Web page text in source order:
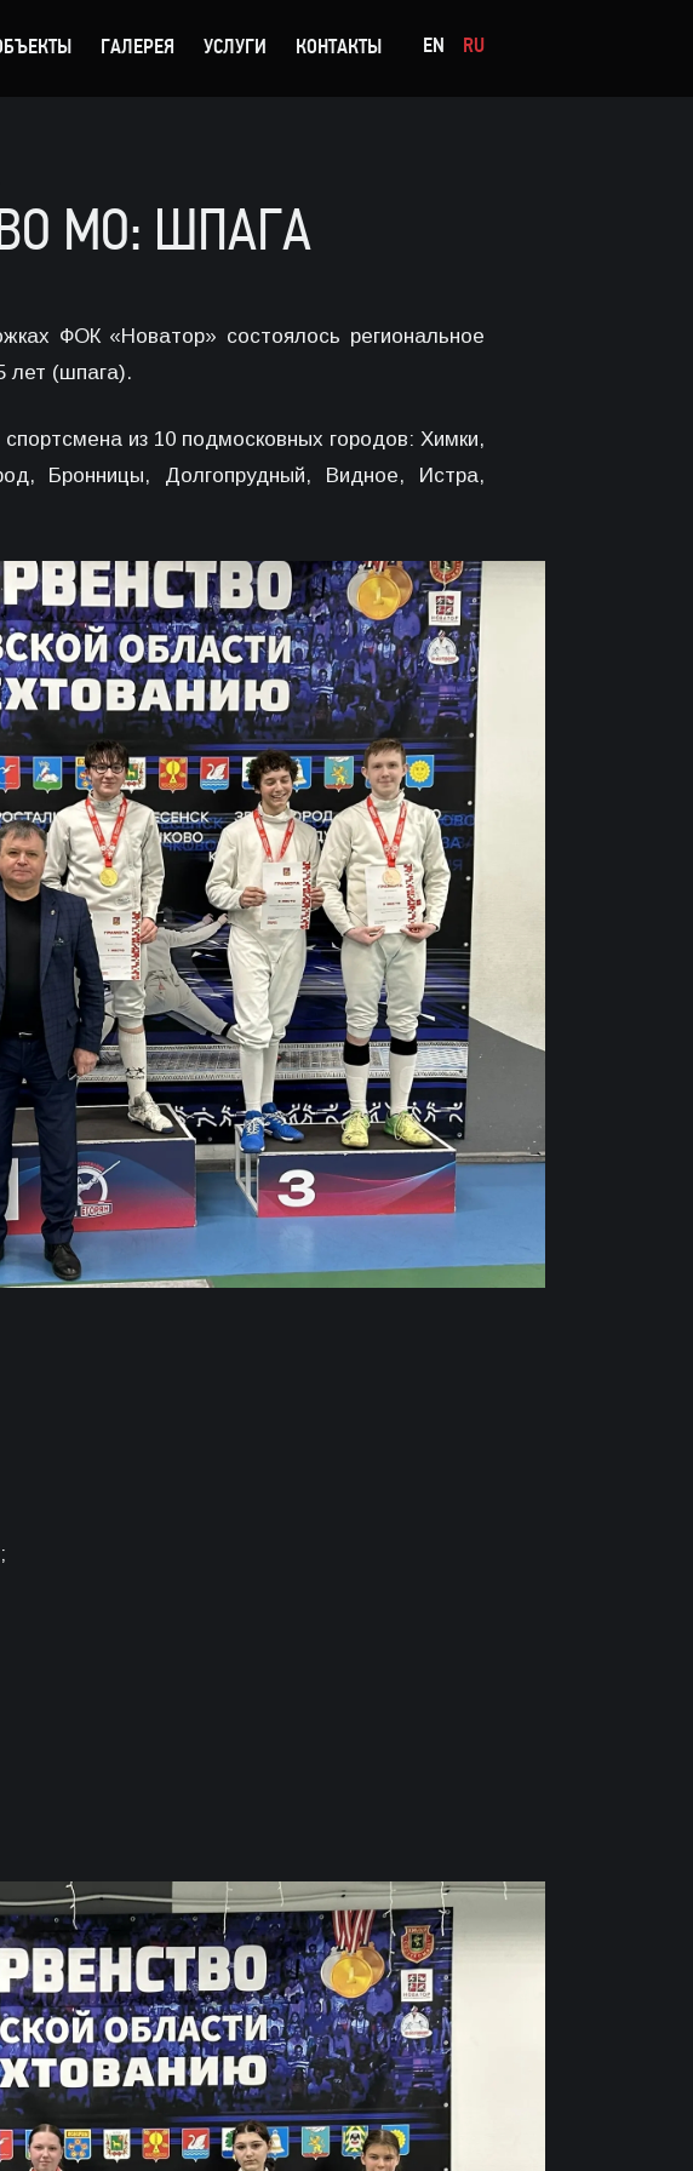
ГАЛЕРЕЯ УСЛУГИ КОНТАКТЫ EN RU
«ДИНАМО–
2» –
«АМКАР»
РОДИНА
08 августа 2026 года в 16:00
МО: ШПАГА
ФОК «Новатор» состоялось региональное
лет (шпага).
из 10 подмосковных городов: Химки,
Бронницы, Долгопрудный, Видное, Истра,